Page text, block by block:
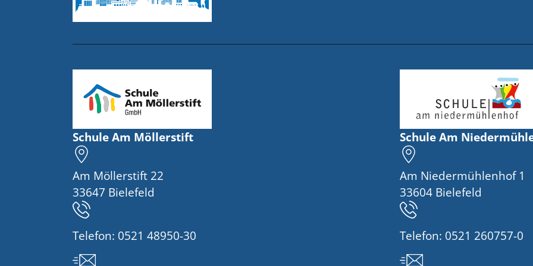
Schule Am Möllerstift
Am Möllerstift 22
33647 Bielefeld
Telefon: 0521 48950-30
Schule Am
Am Niedermühlenhof 1
33604 Bielefeld
Telefon: 0521 260757-0